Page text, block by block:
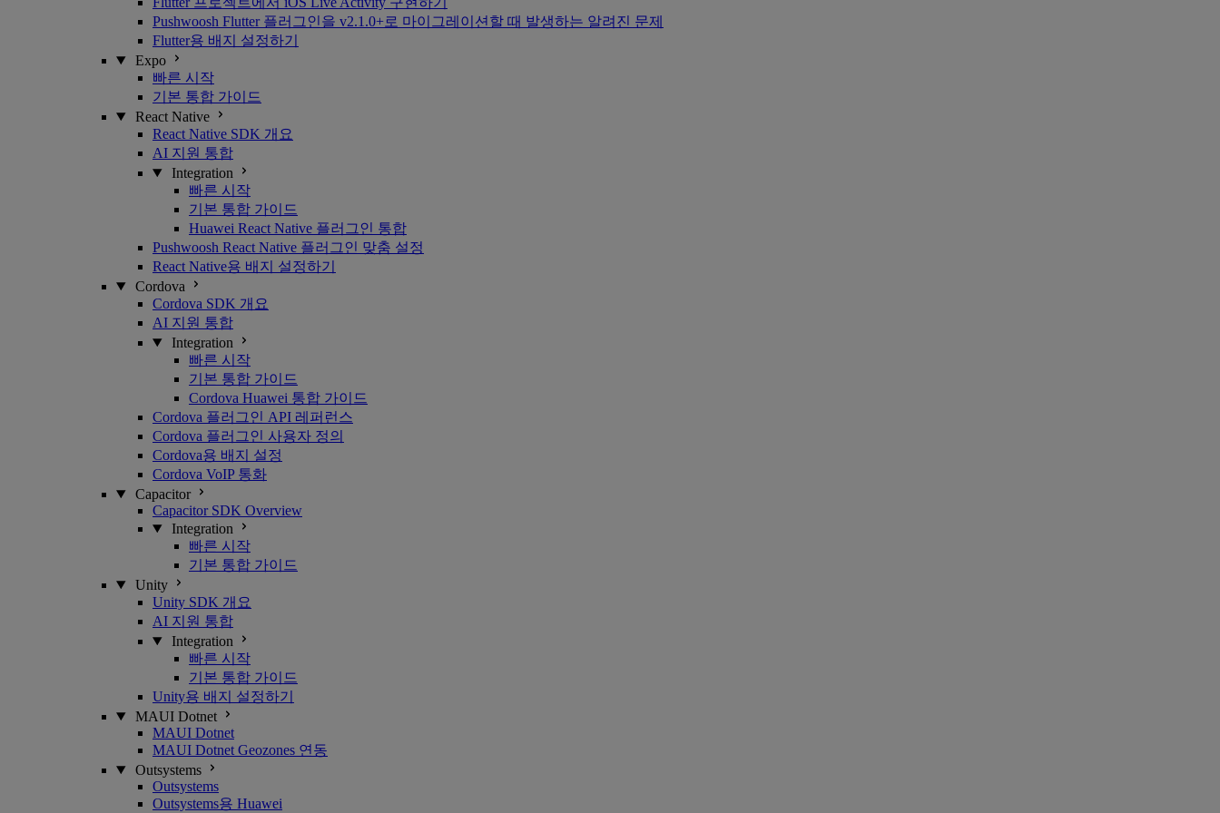
Pushwoosh Flutter 플러그인을 v2.1.0+로 마이그레이션할 때 발생하는 알려진 문제
Flutter용 배지 설정하기
Expo
빠른 시작
기본 통합 가이드
React Native
React Native SDK 개요
AI 지원 통합
Integration
빠른 시작
기본 통합 가이드
Huawei React Native 플러그인 통합
Pushwoosh React Native 플러그인 맞춤 설정
React Native용 배지 설정하기
Cordova
Cordova SDK 개요
AI 지원 통합
Integration
빠른 시작
기본 통합 가이드
Cordova Huawei 통합 가이드
Cordova 플러그인 API 레퍼런스
Cordova 플러그인 사용자 정의
Cordova용 배지 설정
Cordova VoIP 통화
Capacitor
Capacitor SDK Overview
Integration
빠른 시작
기본 통합 가이드
Unity
Unity SDK 개요
AI 지원 통합
Integration
빠른 시작
기본 통합 가이드
Unity용 배지 설정하기
MAUI Dotnet
MAUI Dotnet
MAUI Dotnet Geozones 연동
Outsystems
Outsystems
Outsystems용 Huawei